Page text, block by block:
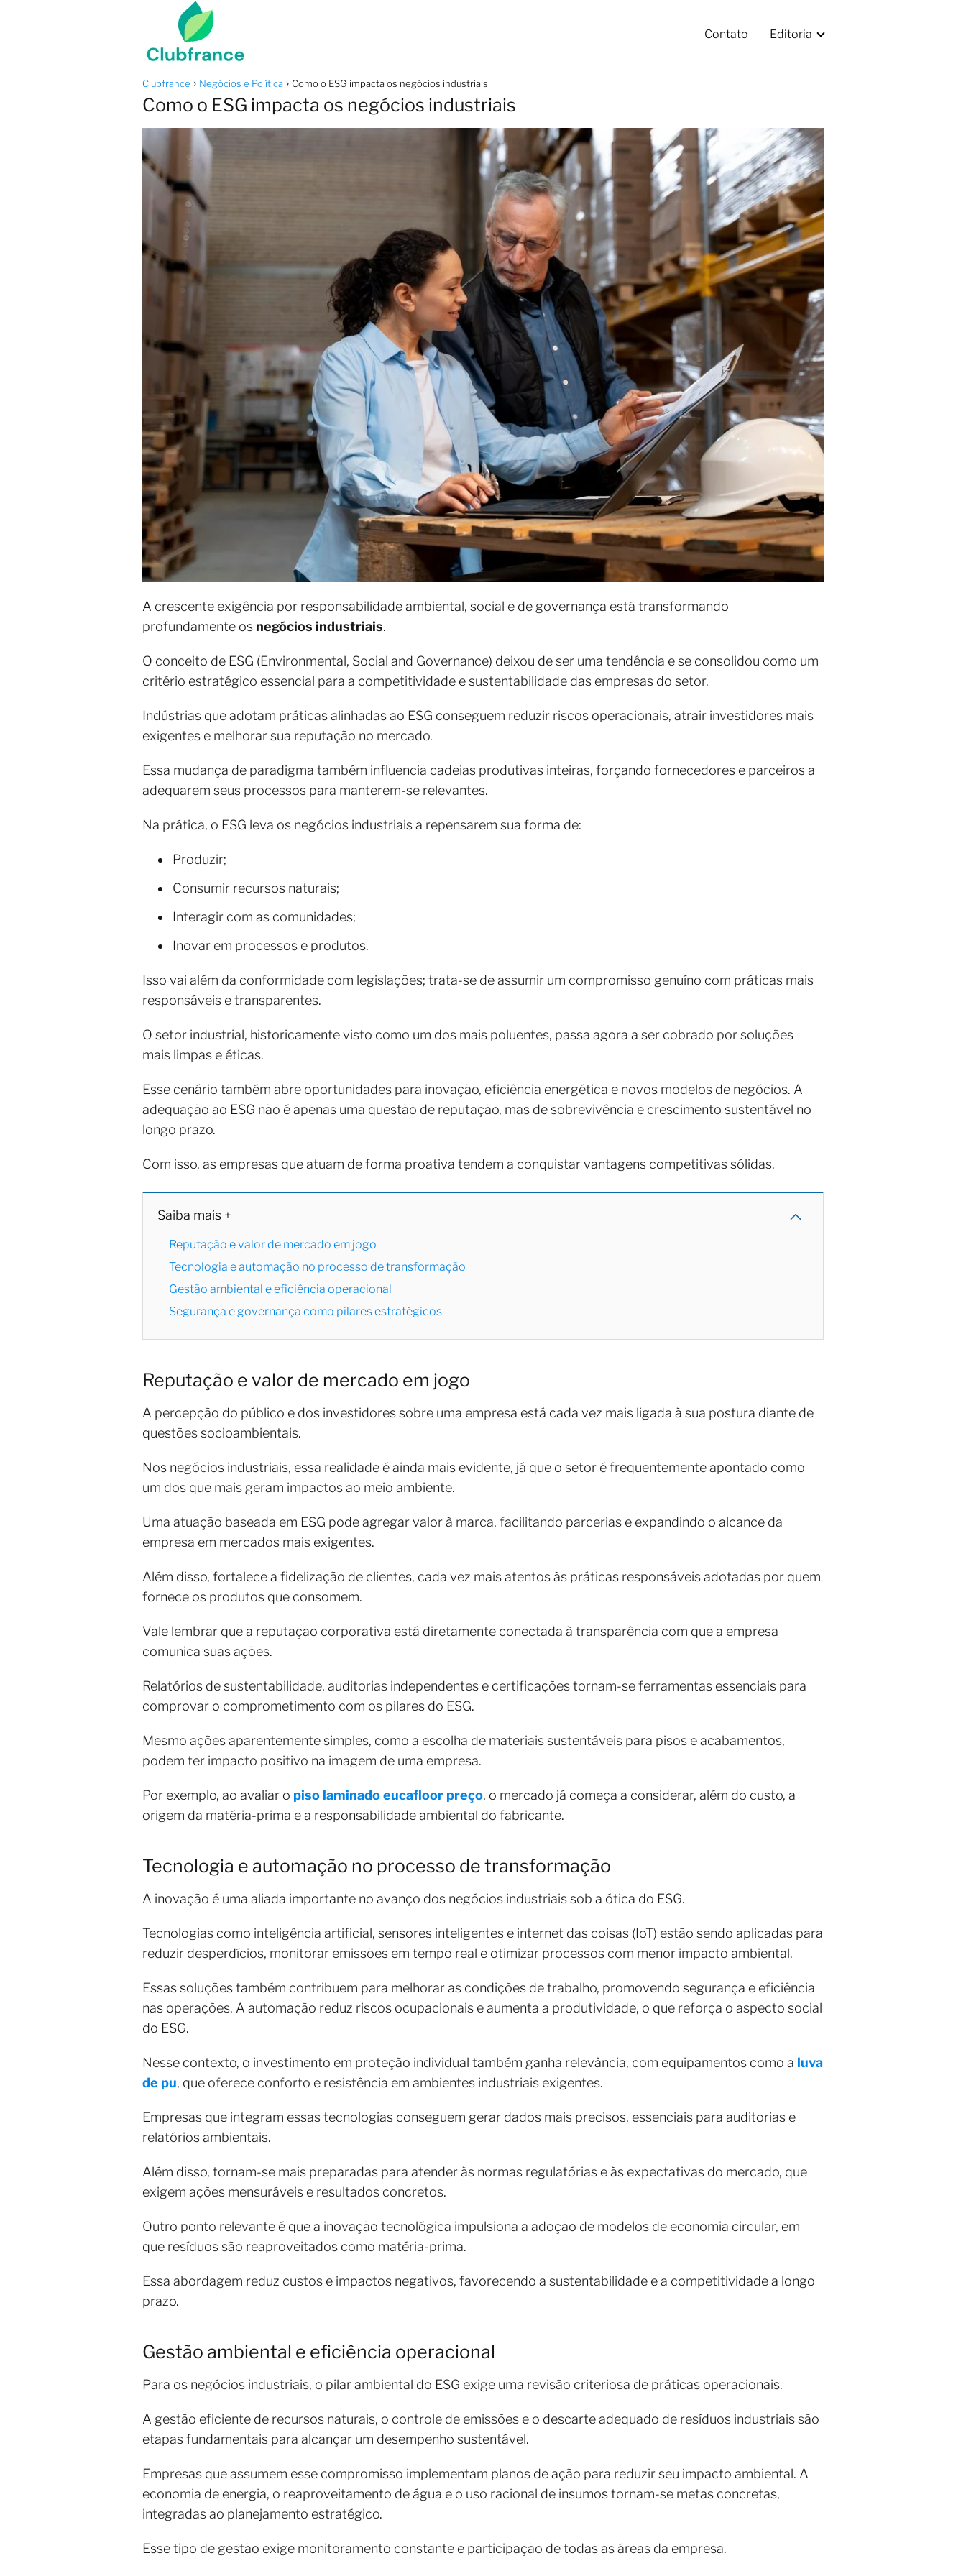
Contato Editoria
Clubfrance Negócios e Política Como o ESG impacta os negócios industriais
Como o ESG impacta os negócios industriais
A crescente exigência por responsabilidade ambiental, social e de governança está transformando
profundamente os negócios industriais.
O conceito de ESG (Environmental, Social and Governance) deixou de ser uma tendência e se consolidou como um
critério estratégico essencial para a competitividade e sustentabilidade das empresas do setor.
Indústrias que adotam práticas alinhadas ao ESG conseguem reduzir riscos operacionais, atrair investidores mais
exigentes e melhorar sua reputação no mercado.
Essa mudança de paradigma também influencia cadeias produtivas inteiras, forçando fornecedores e parceiros a
adequarem seus processos para manterem-se relevantes.
Na prática, o ESG leva os negócios industriais a repensarem sua forma de:
Produzir;
Consumir recursos naturais;
Interagir com as comunidades;
Inovar em processos e produtos.
Isso vai além da conformidade com legislações; trata-se de assumir um compromisso genuíno com práticas mais
responsáveis e transparentes.
O setor industrial, historicamente visto como um dos mais poluentes, passa agora a ser cobrado por soluções
mais limpas e éticas.
Esse cenário também abre oportunidades para inovação, eficiência energética e novos modelos de negócios. A
adequação ao ESG não é apenas uma questão de reputação, mas de sobrevivência e crescimento sustentável no
longo prazo.
Com isso, as empresas que atuam de forma proativa tendem a conquistar vantagens competitivas sólidas.
Saiba mais +
Reputação e valor de mercado em jogo
Tecnologia e automação no processo de transformação
Gestão ambiental e eficiência operacional
Segurança e governança como pilares estratégicos
Reputação e valor de mercado em jogo
A percepção do público e dos investidores sobre uma empresa está cada vez mais ligada à sua postura diante de
questões socioambientais.
Nos negócios industriais, essa realidade é ainda mais evidente, já que o setor é frequentemente apontado como
um dos que mais geram impactos ao meio ambiente.
Uma atuação baseada em ESG pode agregar valor à marca, facilitando parcerias e expandindo o alcance da
empresa em mercados mais exigentes.
Além disso, fortalece a fidelização de clientes, cada vez mais atentos às práticas responsáveis adotadas por quem
fornece os produtos que consomem.
Vale lembrar que a reputação corporativa está diretamente conectada à transparência com que a empresa
comunica suas ações.
Relatórios de sustentabilidade, auditorias independentes e certificações tornam-se ferramentas essenciais para
comprovar o comprometimento com os pilares do ESG.
Mesmo ações aparentemente simples, como a escolha de materiais sustentáveis para pisos e acabamentos,
podem ter impacto positivo na imagem de uma empresa.
Por exemplo, ao avaliar o piso laminado eucafloor preço, o mercado já começa a considerar, além do custo, a
origem da matéria-prima e a responsabilidade ambiental do fabricante.
Tecnologia e automação no processo de transformação
A inovação é uma aliada importante no avanço dos negócios industriais sob a ótica do ESG.
Tecnologias como inteligência artificial, sensores inteligentes e internet das coisas (IoT) estão sendo aplicadas para
reduzir desperdícios, monitorar emissões em tempo real e otimizar processos com menor impacto ambiental.
Essas soluções também contribuem para melhorar as condições de trabalho, promovendo segurança e eficiência
nas operações. A automação reduz riscos ocupacionais e aumenta a produtividade, o que reforça o aspecto social
do ESG.
Nesse contexto, o investimento em proteção individual também ganha relevância, com equipamentos como a luva
de pu, que oferece conforto e resistência em ambientes industriais exigentes.
Empresas que integram essas tecnologias conseguem gerar dados mais precisos, essenciais para auditorias e
relatórios ambientais.
Além disso, tornam-se mais preparadas para atender às normas regulatórias e às expectativas do mercado, que
exigem ações mensuráveis e resultados concretos.
Outro ponto relevante é que a inovação tecnológica impulsiona a adoção de modelos de economia circular, em
que resíduos são reaproveitados como matéria-prima.
Essa abordagem reduz custos e impactos negativos, favorecendo a sustentabilidade e a competitividade a longo
prazo.
Gestão ambiental e eficiência operacional
Para os negócios industriais, o pilar ambiental do ESG exige uma revisão criteriosa de práticas operacionais.
A gestão eficiente de recursos naturais, o controle de emissões e o descarte adequado de resíduos industriais são
etapas fundamentais para alcançar um desempenho sustentável.
Empresas que assumem esse compromisso implementam planos de ação para reduzir seu impacto ambiental. A
economia de energia, o reaproveitamento de água e o uso racional de insumos tornam-se metas concretas,
integradas ao planejamento estratégico.
Esse tipo de gestão exige monitoramento constante e participação de todas as áreas da empresa.